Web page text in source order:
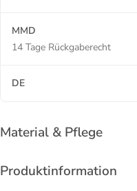
MMD
14 Tage Rückgaberecht
DE
Material & Pflege
Produktinformation